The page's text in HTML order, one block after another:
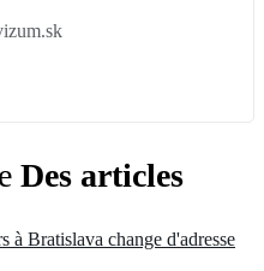
Des articles
à Bratislava change d'adresse